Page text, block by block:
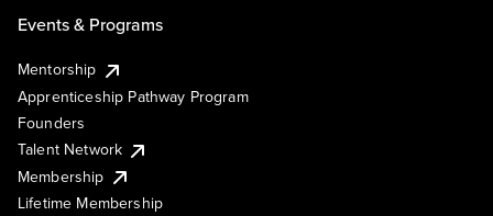
Events & Programs
Mentorship
Apprenticeship Pathway Program
Founders
Talent Network
Membership
Lifetime Membership